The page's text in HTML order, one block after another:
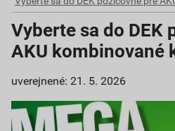
Vyberte sa do DEK
AKU kombinované
uverejnené: 21. 5. 2026